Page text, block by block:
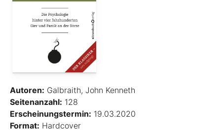
Autoren: Galbraith, John Kenneth
Seitenanzahl: 128
Erscheinungstermin: 19.03.2020
Format: Hardcover